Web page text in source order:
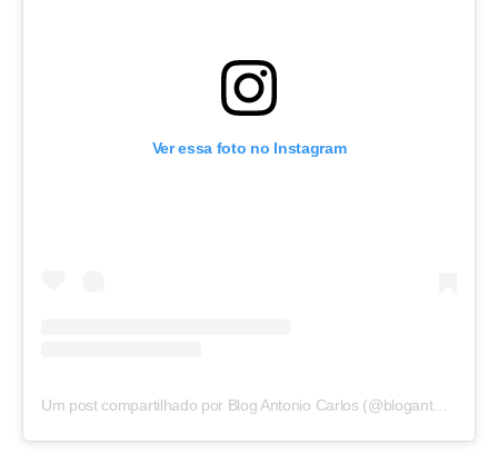
Ver essa foto no Instagram
Um post compartilhado por Blog Antonio Carlos (@blogantoniocarlos)